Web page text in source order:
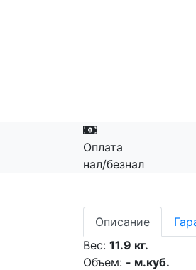
Оплата
нал/безнал
Описание
Вес: 11.9 кг.
Объем: - м.куб.